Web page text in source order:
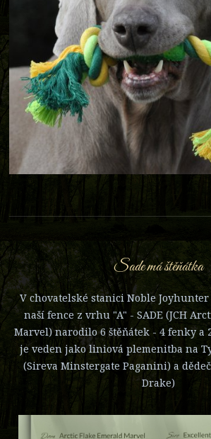
Sade má štěňátka
V chovatelské stanici Noble Joyhunter
naší fence z vrhu "A" - SADE (JCH
Marvel) narodilo 6 štěňátek - 4 fenky a
je veden jako liniová plemenitba na
(Sireva Minstergate Paganini) a
Drake)